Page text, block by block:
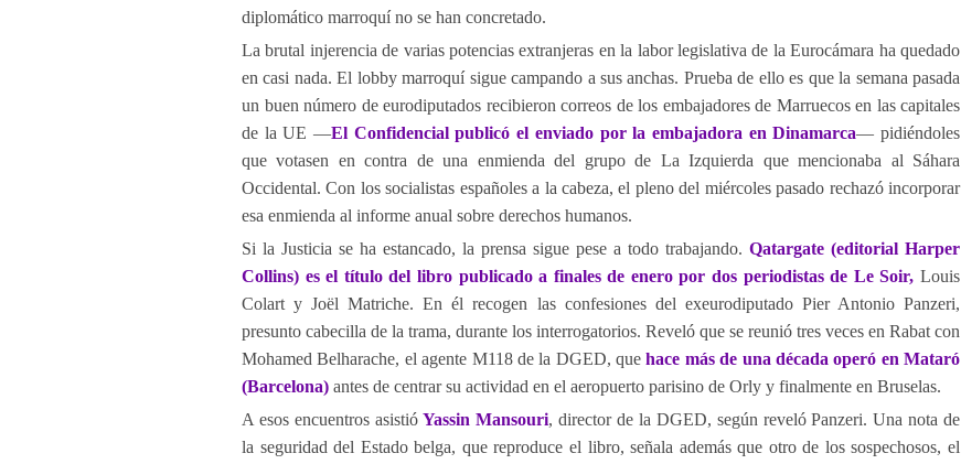
diplomático marroquí no se han concretado.
La brutal injerencia de varias potencias extranjeras en la labor legislativa de la Eurocámara ha quedado
en casi nada. El lobby marroquí sigue campando a sus anchas. Prueba de ello es que la semana pasada
un buen número de eurodiputados recibieron correos de los embajadores de Marruecos en las capitales
de la UE —El Confidencial publicó el enviado por la embajadora en Dinamarca— pidiéndoles
que votasen en contra de una enmienda del grupo de La Izquierda que mencionaba al Sáhara
Occidental. Con los socialistas españoles a la cabeza, el pleno del miércoles pasado rechazó incorporar
esa enmienda al informe anual sobre derechos humanos.
Si la Justicia se ha estancado, la prensa sigue pese a todo trabajando. Qatargate (editorial Harper
Collins) es el título del libro publicado a finales de enero por dos periodistas de Le Soir, Louis
Colart y Joël Matriche. En él recogen las confesiones del exeurodiputado Pier Antonio Panzeri,
presunto cabecilla de la trama, durante los interrogatorios. Reveló que se reunió tres veces en Rabat con
Mohamed Belharache, el agente M118 de la DGED, quehace más de una década operó en Mataró
(Barcelona) antes de centrar su actividad en el aeropuerto parisino de Orly y finalmente en Bruselas.
A esos encuentros asistióYassin Mansouri, director de la DGED, según reveló Panzeri. Una nota de
la seguridad del Estado belga, que reproduce el libro, señala además que otro de los sospechosos, el